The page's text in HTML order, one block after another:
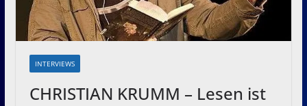
INTERVIEWS
CHRISTIAN KRUMM – Lesen ist